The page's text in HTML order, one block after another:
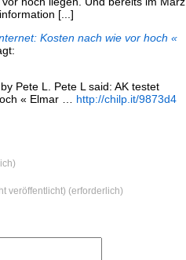
[...]
Kosten nach wie vor hoch «
Pete L. Pete L said: AK testet
« Elmar … http://chilp.it/9873d4
veröffentlicht) (erforderlich)